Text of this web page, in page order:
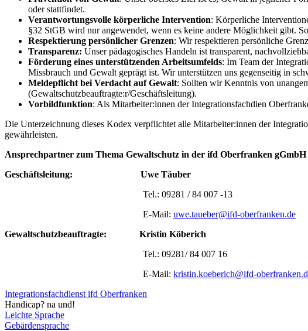
oder stattfindet.
Verantwortungsvolle körperliche Intervention: Körperliche
§32 StGB wird nur angewendet, wenn es keine andere Möglichkeit gibt.
Respektierung persönlicher Grenzen: Wir respektieren persönliche
Transparenz: Unser pädagogisches Handeln ist transparent,
Förderung eines unterstützenden Arbeitsumfelds: Im Team der
Missbrauch und Gewalt geprägt ist. Wir unterstützen uns gegenseitig in
Meldepflicht bei Verdacht auf Gewalt: Sollten wir Kenntnis von
(Gewaltschutzbeauftragte:r/Geschäftsleitung).
Vorbildfunktion: Als Mitarbeiter:innen der Integrationsfachdien
Die Unterzeichnung dieses Kodex verpflichtet alle Mitarbeiter:innen der
gewährleisten.
Ansprechpartner zum Thema Gewaltschutz in der ifd Oberfranken gGmbH
Geschäftsleitung:
Uwe Täuber
Tel.: 09281 / 84 007 -13
E-Mail: uwe.taueber@ifd-oberfranken.de
Gewaltschutzbeauftragte:
Kristin Köberich
Tel.: 09281/ 84 007 16
E-Mail: kristin.koeberich@ifd-
Integrationsfachdienst ifd Oberfranken
Handicap? na und!
Leichte Sprache
Gebärdensprache